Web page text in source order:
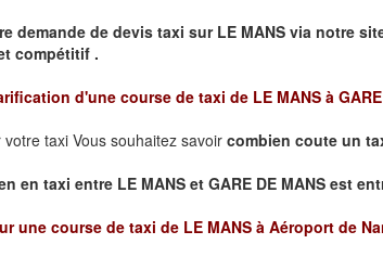
demande de devis taxi sur LE MANS via notre
compétitif .
d'une course de taxi de LE MANS à
taxi Vous souhaitez savoir combien coute un
en taxi entre LE MANS et GARE DE MANS est
une course de taxi de LE MANS à Aéroport de